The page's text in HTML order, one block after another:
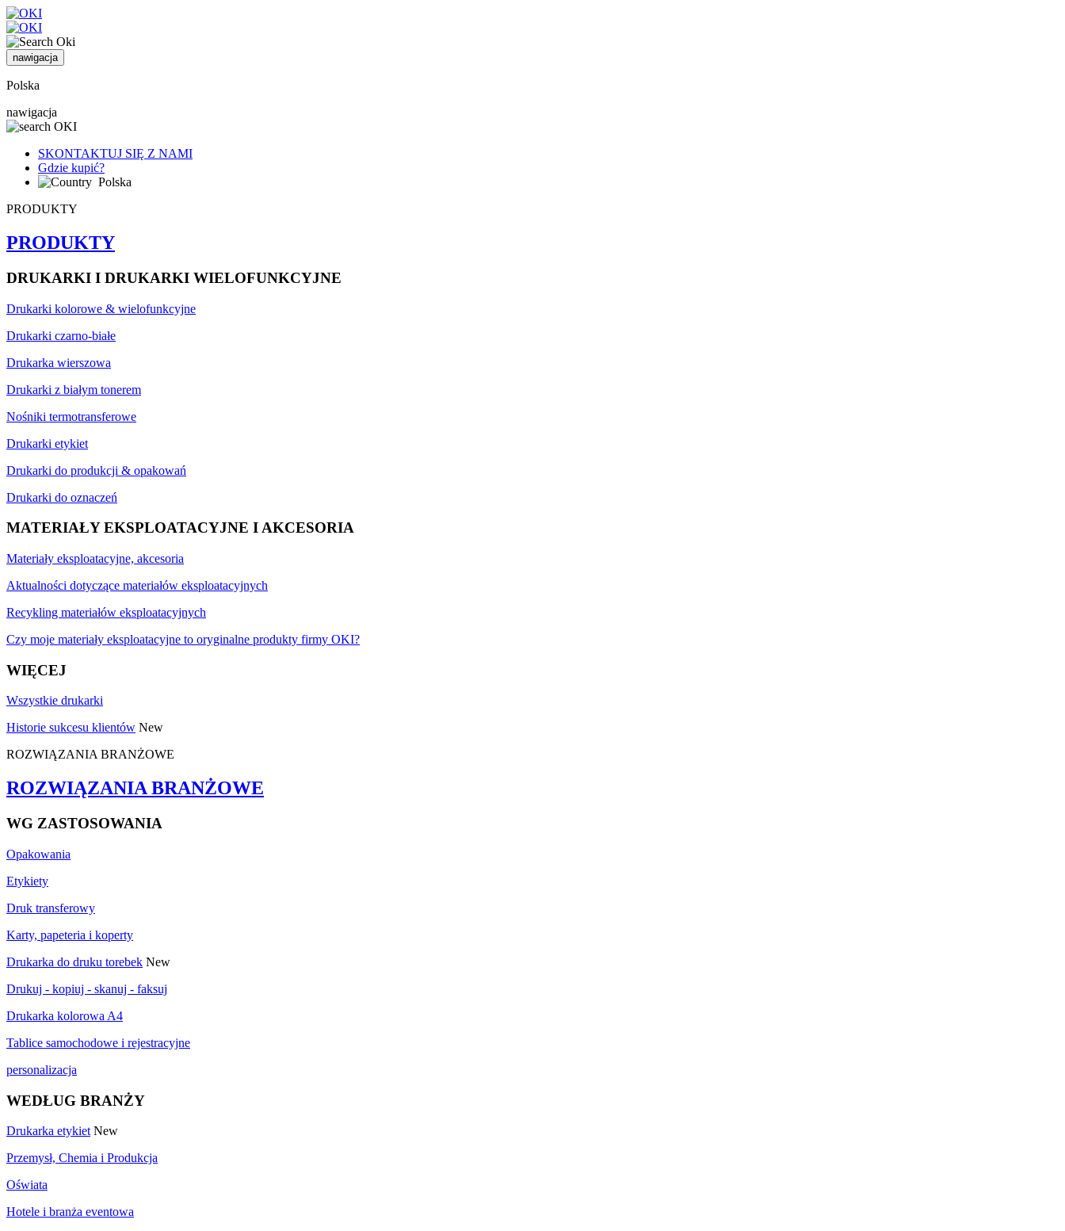
nawigacja
Polska
nawigacja
SKONTAKTUJ SIĘ Z NAMI
Gdzie kupić?
Polska
PRODUKTY
PRODUKTY
DRUKARKI I DRUKARKI WIELOFUNKCYJNE
Drukarki kolorowe & wielofunkcyjne
Drukarki czarno-białe
Drukarka wierszowa
Drukarki z białym tonerem
Nośniki termotransferowe
Drukarki etykiet
Drukarki do produkcji & opakowań
Drukarki do oznaczeń
MATERIAŁY EKSPLOATACYJNE I AKCESORIA
Materiały eksploatacyjne, akcesoria
Aktualności dotyczące materiałów eksploatacyjnych
Recykling materiałów eksploatacyjnych
Czy moje materiały eksploatacyjne to oryginalne produkty firmy OKI?
WIĘCEJ
Wszystkie drukarki
Historie sukcesu klientów New
ROZWIĄZANIA BRANŻOWE
ROZWIĄZANIA BRANŻOWE
WG ZASTOSOWANIA
Opakowania
Etykiety
Druk transferowy
Karty, papeteria i koperty
Drukarka do druku torebek New
Drukuj - kopiuj - skanuj - faksuj
Drukarka kolorowa A4
Tablice samochodowe i rejestracyjne
personalizacja
WEDŁUG BRANŻY
Drukarka etykiet New
Przemysł, Chemia i Produkcja
Oświata
Hotele i branża eventowa